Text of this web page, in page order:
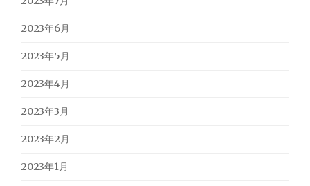
2023年6月
2023年5月
2023年4月
2023年3月
2023年2月
2023年1月